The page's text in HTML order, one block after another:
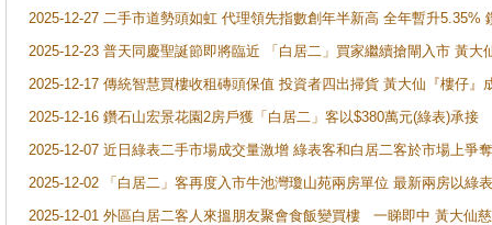
2025-12-27 二手市道勢頭如虹 代理領先指數創年半新高 全年暫升5.35%
2025-12-23 普天同慶聖誕節即將臨近 「白居二」買家繼續搶閘入市 黃
2025-12-17 傳統智慧買樓收租磚頭保值 投資者四出掃貨 黃大仙『樓仔
2025-12-16 鑽石山宏景花園2房戶獲「白居二」客以$380萬元(綠表)承接
2025-12-07 近日綠表二手市場成交量激增 綠表客和白居二客於市場上
2025-12-02 「白居二」客再度入市牛池灣瓊山苑兩房單位 最新兩房以綠
2025-12-01 外區白居二客人來搵朋友聚會食飯變買樓 一睇即中 黃大仙